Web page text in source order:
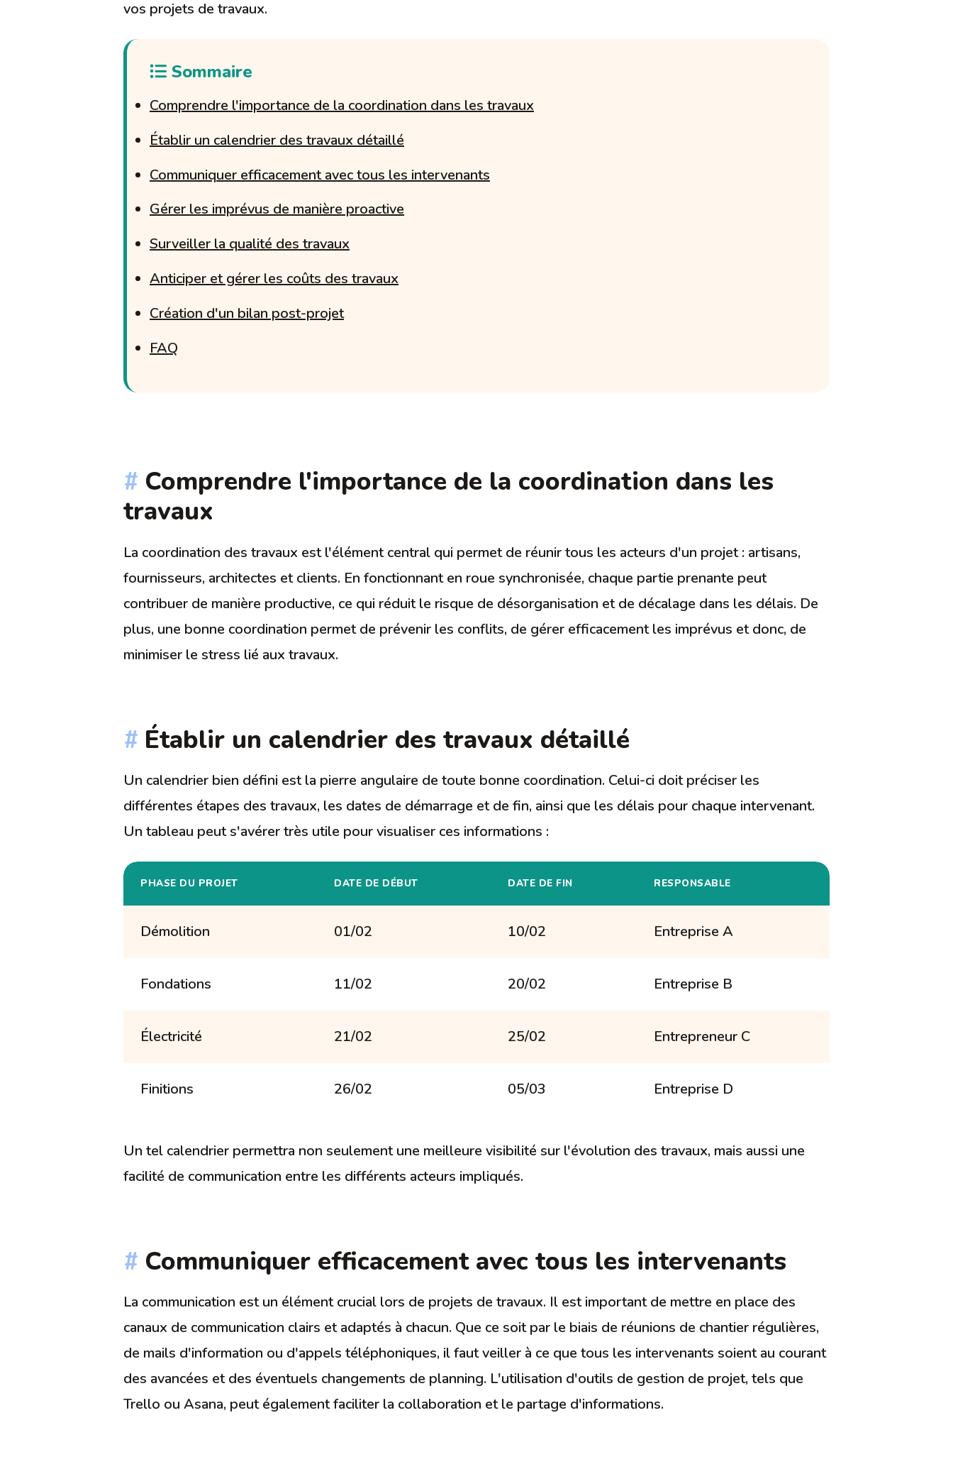
vos projets de travaux.
Sommaire
Comprendre l'importance de la coordination dans les travaux
Établir un calendrier des travaux détaillé
Communiquer efficacement avec tous les intervenants
Gérer les imprévus de manière proactive
Surveiller la qualité des travaux
Anticiper et gérer les coûts des travaux
Création d'un bilan post-projet
FAQ
Comprendre l'importance de la coordination dans les
travaux
La coordination des travaux est l'élément central qui permet de réunir tous les acteurs d'un projet : artisans,
fournisseurs, architectes et clients. En fonctionnant en roue synchronisée, chaque partie prenante peut
contribuer de manière productive, ce qui réduit le risque de désorganisation et de décalage dans les délais. De
plus, une bonne coordination permet de prévenir les conflits, de gérer efficacement les imprévus et donc, de
minimiser le stress lié aux travaux.
Établir un calendrier des travaux détaillé
Un calendrier bien défini est la pierre angulaire de toute bonne coordination. Celui-ci doit préciser les
différentes étapes des travaux, les dates de démarrage et de fin, ainsi que les délais pour chaque intervenant.
Un tableau peut s'avérer très utile pour visualiser ces informations :
PHASE DU PROJET DATE DE DÉBUT DATE DE FIN RESPONSABLE
Démolition 01/02 10/02 Entreprise A
Fondations 11/02 20/02 Entreprise B
Électricité 21/02 25/02 Entrepreneur C
Finitions 26/02 05/03 Entreprise D
Un tel calendrier permettra non seulement une meilleure visibilité sur l'évolution des travaux, mais aussi une
facilité de communication entre les différents acteurs impliqués.
Communiquer efficacement avec tous les intervenants
La communication est un élément crucial lors de projets de travaux. Il est important de mettre en place des
canaux de communication clairs et adaptés à chacun. Que ce soit par le biais de réunions de chantier régulières,
de mails d'information ou d'appels téléphoniques, il faut veiller à ce que tous les intervenants soient au courant
des avancées et des éventuels changements de planning. L'utilisation d'outils de gestion de projet, tels que
Trello ou Asana, peut également faciliter la collaboration et le partage d'informations.